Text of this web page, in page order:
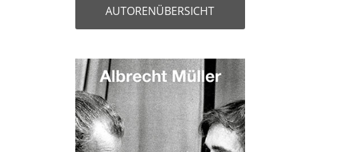
AUTORENÜBERSICHT